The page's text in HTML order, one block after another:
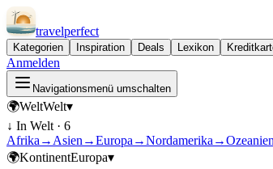
travelperfect
Kategorien Inspiration Deals Lexikon
Anmelden
Navigationsmenü umschalten
🌍WeltWelt▾
↓ In Welt · 6
Afrika → Asien →Europa →Nordamerika →Ozeanien
🌍KontinentEuropa▾